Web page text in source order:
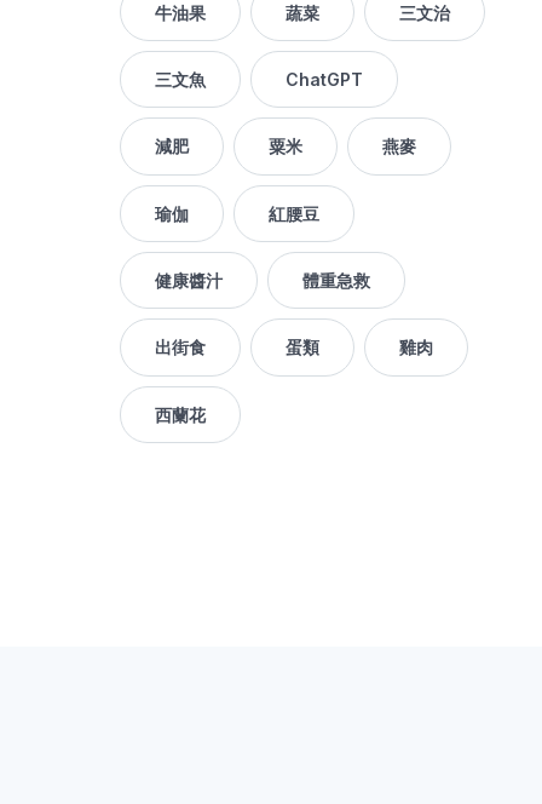
牛油果 蔬菜 三文治
三文魚 ChatGPT
減肥 粟米 燕麥
瑜伽 紅腰豆
健康醬汁 體重急救
出街食 蛋類 雞肉
西蘭花